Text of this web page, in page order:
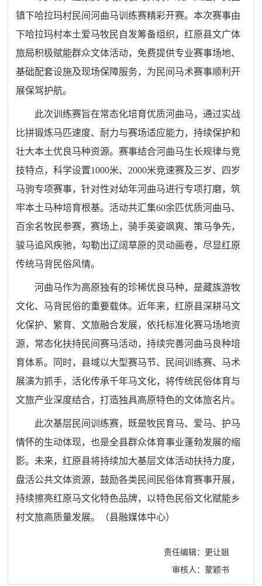
镇下哈拉玛村民间河曲马训练赛精彩开赛。本次赛事由
下哈拉玛村本土爱马牧民自发筹备组织，红原县文广体
旅局积极赋能群众文体活动，免费提供专业赛事场地、
基础配套设施及现场保障服务，为民间马术赛事顺利开
展保驾护航。
此次训练赛旨在常态化培育优质河曲马，通过实战
比拼锻炼马匹速度、耐力与赛场适应能力，持续保护和
壮大本土优良马种资源。赛事结合河曲马生长规律与竞
技特点，科学设置1000米、2000米竞速赛及三岁、四岁
马驹专项赛事，针对性对幼年河曲马进行专项打磨，筑
牢本土马种培育根基。活动共汇集60余匹优质河曲马、
百余名牧民参赛，赛场上，骑手英姿飒爽、策马争先，
骏马追风疾驰，勾勒出辽阔草原的灵动画卷，尽显红原
传统马背民俗风情。
河曲马作为高原独有的珍稀优良马种，是藏族游牧
文化、马背民俗的重要载体。近年来，红原县深耕马文
化保护、繁育、文旅融合发展，依托标准化赛马场地资
源，常态化扶持民间赛马活动，持续完善河曲马良种培
育体系。同时，县域以大型赛马节、民间训练赛、马术
展演为抓手，活化传承千年马文化，将传统民俗体育与
文旅产业深度结合，打造独具高原特色的文体旅名片。
此次基层民间训练赛，既是牧民育马、爱马、护马
情怀的生动体现，也是全县群众体育事业蓬勃发展的缩
影。未来，红原县将持续加大基层文体活动扶持力度，
盘活公共文体资源，鼓励各类民间民俗体育赛事开展，
持续擦亮红原马文化特色品牌，以特色民俗文化赋能乡
村文旅高质量发展。（县融媒体中心）
责任编辑：更让姐
审核人：蒙颖书